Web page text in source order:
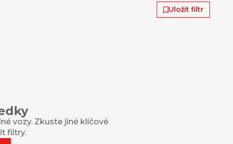
Uložit filtr
vozy. Zkuste jiné klíčové
filtry.